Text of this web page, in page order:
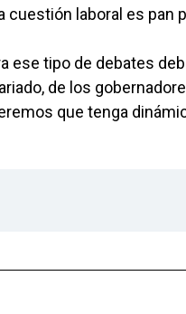
laboral es pan
ese tipo de debates
de los
que tenga